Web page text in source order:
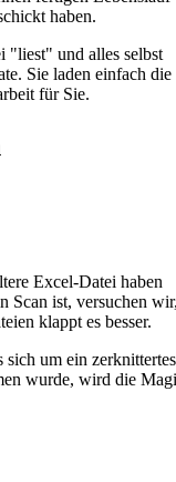
haben.
"liest" und alles selbst
Sie laden einfach die
für Sie.
Excel-Datei haben
Scan ist, versuchen
klappt es besser.
sich um ein zerknittertes
wurde, wird die